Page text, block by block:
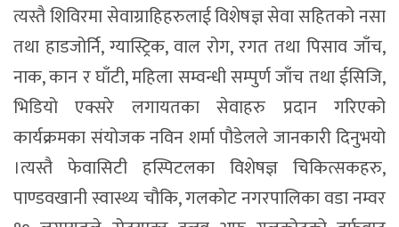
त्यस्तै शिविरमा सेवाग्राहिहरुलाई विशेषज्ञ सेवा सहितको नसा
तथा हाडजोर्नि, ग्यास्ट्रिक, वाल रोग, रगत तथा पिसाव जाँच,
नाक, कान र घाँटी, महिला सम्वन्धी सम्पुर्ण जाँच तथा ईसिजि,
भिडियो एक्सरे लगायतका सेवाहरु प्रदान गरिएको
कार्यक्रमका संयोजक नविन शर्मा पौडेलले जानकारी दिनुभयो
।त्यस्तै फेवासिटी हस्पिटलका विशेषज्ञ चिकित्सकहरु,
पाण्डवखानी स्वास्थ्य चौकि, गलकोट नगरपालिका वडा नम्वर